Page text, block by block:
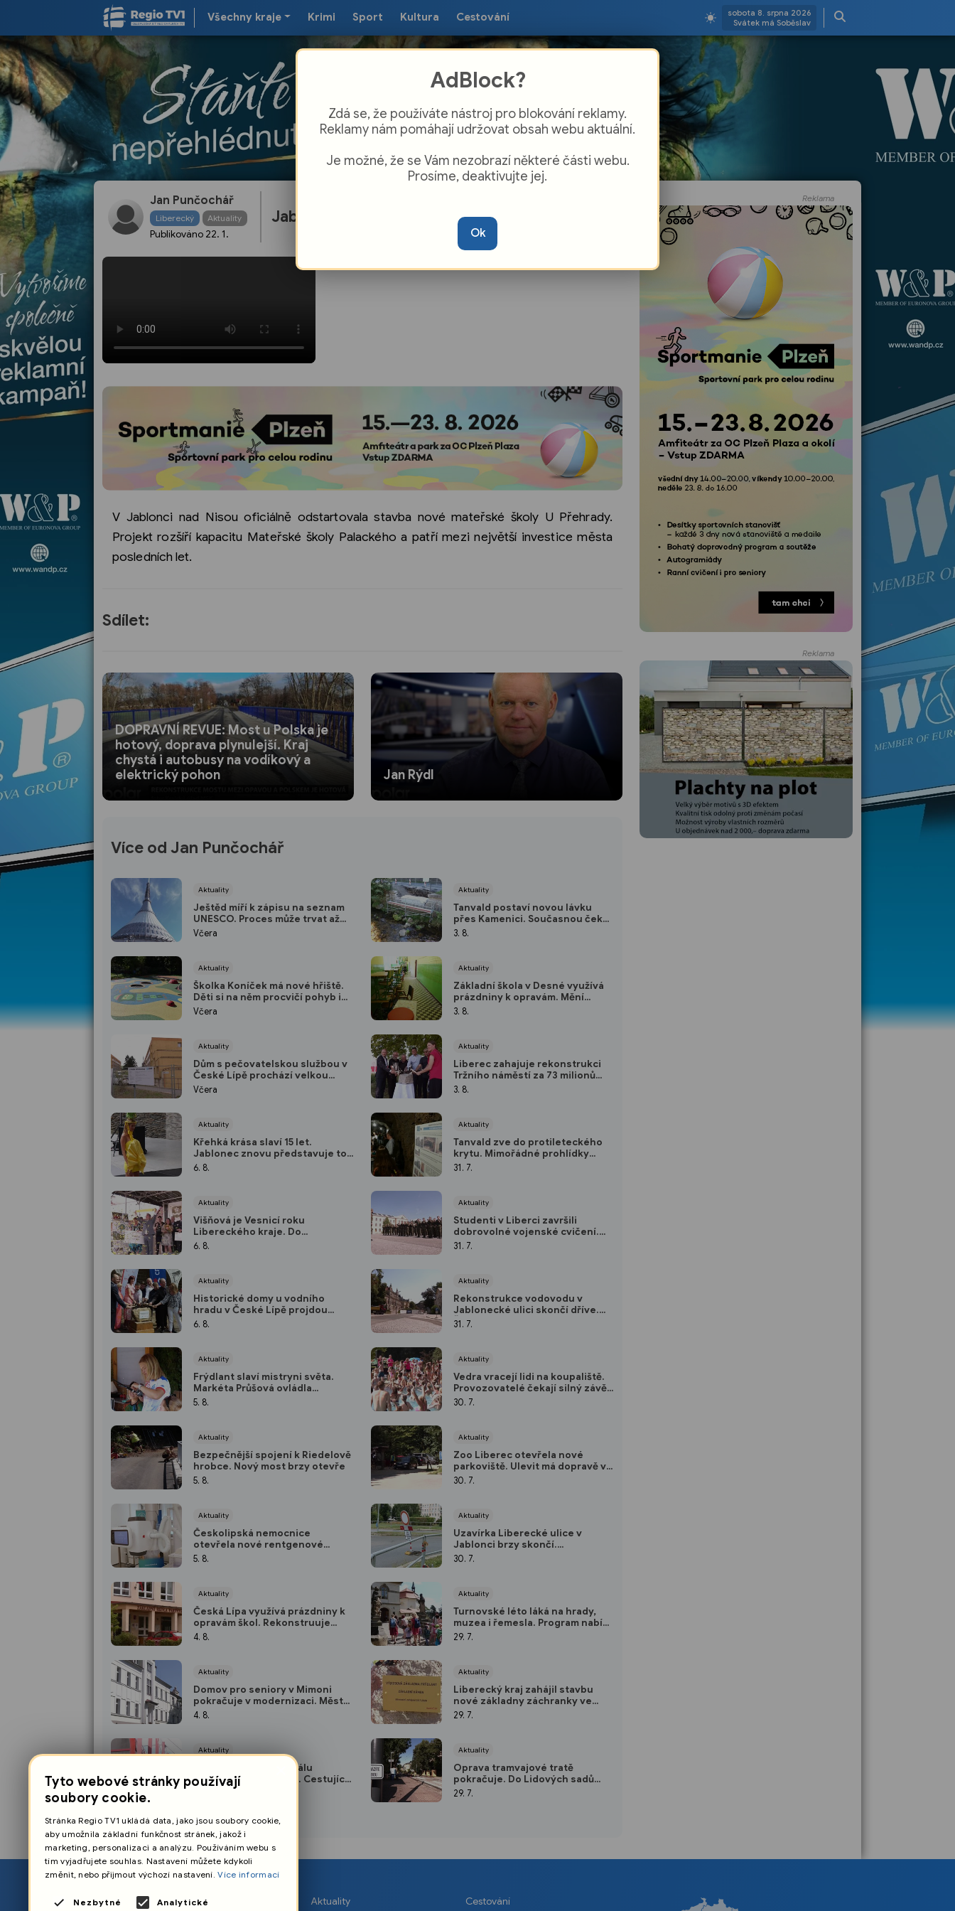
Všechny kraje Krimi Sport Kultura Cestování
sobota 8. srpna 2026
Svátek má Soběslav
Jan Punčochář
Liberecký Aktuality
Publikováno 22. 1.
Jablonec zahájil stavbu nové mateřské školy
V Jablonci nad Nisou oficiálně odstartovala stavba nové mateřské školy U Přehrady.
Projekt rozšíří kapacitu Mateřské školy Palackého a patří mezi největší investice města
posledních let.
Sdílet:
DOPRAVNÍ REVUE: Most u Polska je
hotový, doprava plynulejší. Kraj
chystá i autobusy na vodíkový a
elektrický pohon
Jan Rýdl
Více od Jan Punčochář
Aktuality
Ještěd míří k zápisu na seznam
UNESCO. Proces může trvat až
osm let
Včera
Aktuality
Školka Koníček má nové hřiště.
Děti si na něm procvičí pohyb i
koordinaci
Včera
Aktuality
Dům s pečovatelskou službou v
České Lípě prochází velkou
rekonstrukcí. Nabídne i byty pro
Včera
Aktuality
Křehká krása slaví 15 let.
Jablonec znovu představuje to
nejlepší z české bižuterie a skla
6. 8.
Aktuality
Višňová je Vesnicí roku
Libereckého kraje. Do
celostátního finále míří se
6. 8.
Aktuality
Historické domy u vodního
hradu v České Lípě projdou
obnovou. Vzniknou v nich nové
6. 8.
Aktuality
Frýdlant slaví mistryni světa.
Markéta Průšová ovládla
šampionát v rybolovné technice
5. 8.
Aktuality
Bezpečnější spojení k Riedelově
hrobce. Nový most brzy otevře
5. 8.
Aktuality
Českolipská nemocnice
otevřela nové rentgenové
pracoviště. Vyšetření budou
5. 8.
Aktuality
Česká Lípa využívá prázdniny k
opravám škol. Rekonstruuje
hřiště i střechu školky
4. 8.
Aktuality
Domov pro seniory v Mimoni
pokračuje v modernizaci. Město
chystá další investice
4. 8.
Aktuality
Rekonstrukce terminálu
Fügnerova pokračuje. Cestující
musí počítat s přesuny zastávek
Aktuality
Tanvald postaví novou lávku
přes Kamenici. Současnou čeká
demolice
3. 8.
Aktuality
Základní škola v Desné využívá
prázdniny k opravám. Mění
stoupačky i osvětlení
3. 8.
Aktuality
Liberec zahajuje rekonstrukci
Tržního náměstí za 73 milionů
korun
3. 8.
Aktuality
Tanvald zve do protileteckého
krytu. Mimořádné prohlídky
pokračují i v srpnu
31. 7.
Aktuality
Studenti v Liberci završili
dobrovolné vojenské cvičení.
Převzali osvědčení i ocenění
31. 7.
Aktuality
Rekonstrukce vodovodu v
Jablonecké ulici skončí dříve.
Řidičům se uleví už na podzim
31. 7.
Aktuality
Vedra vracejí lidi na koupaliště.
Provozovatelé čekají silný závěr
prázdnin
30. 7.
Aktuality
Zoo Liberec otevřela nové
parkoviště. Ulevit má dopravě v
Lidových sadech
30. 7.
Aktuality
Uzavírka Liberecké ulice v
Jablonci brzy skončí.
Rekonstrukce je o čtyři měsíce
30. 7.
Aktuality
Turnovské léto láká na hrady,
muzea i řemesla. Program nabízí
zábavu pro celou rodinu
29. 7.
Aktuality
Liberecký kraj zahájil stavbu
nové základny záchranky ve
Frýdlantu
29. 7.
Aktuality
Oprava tramvajové tratě
pokračuje. Do Lidových sadů
jezdí náhradní autobusy
29. 7.
Reklama
Reklama
O nás Aktuality Cestování
AdBlock?
Zdá se, že používáte nástroj pro blokování reklamy.
Reklamy nám pomáhají udržovat obsah webu aktuální.
Je možné, že se Vám nezobrazí některé části webu.
Prosíme, deaktivujte jej.
Ok
Tyto webové stránky používají
soubory cookie.
Stránka Regio TV1 ukládá data, jako jsou soubory cookie,
aby umožnila základní funkčnost stránek, jakož i
marketing, personalizaci a analýzu. Používáním webu s
tím vyjadřujete souhlas. Nastavení můžete kdykoli
změnit, nebo přijmout výchozí nastavení.Více informací
Nezbytné Analytické